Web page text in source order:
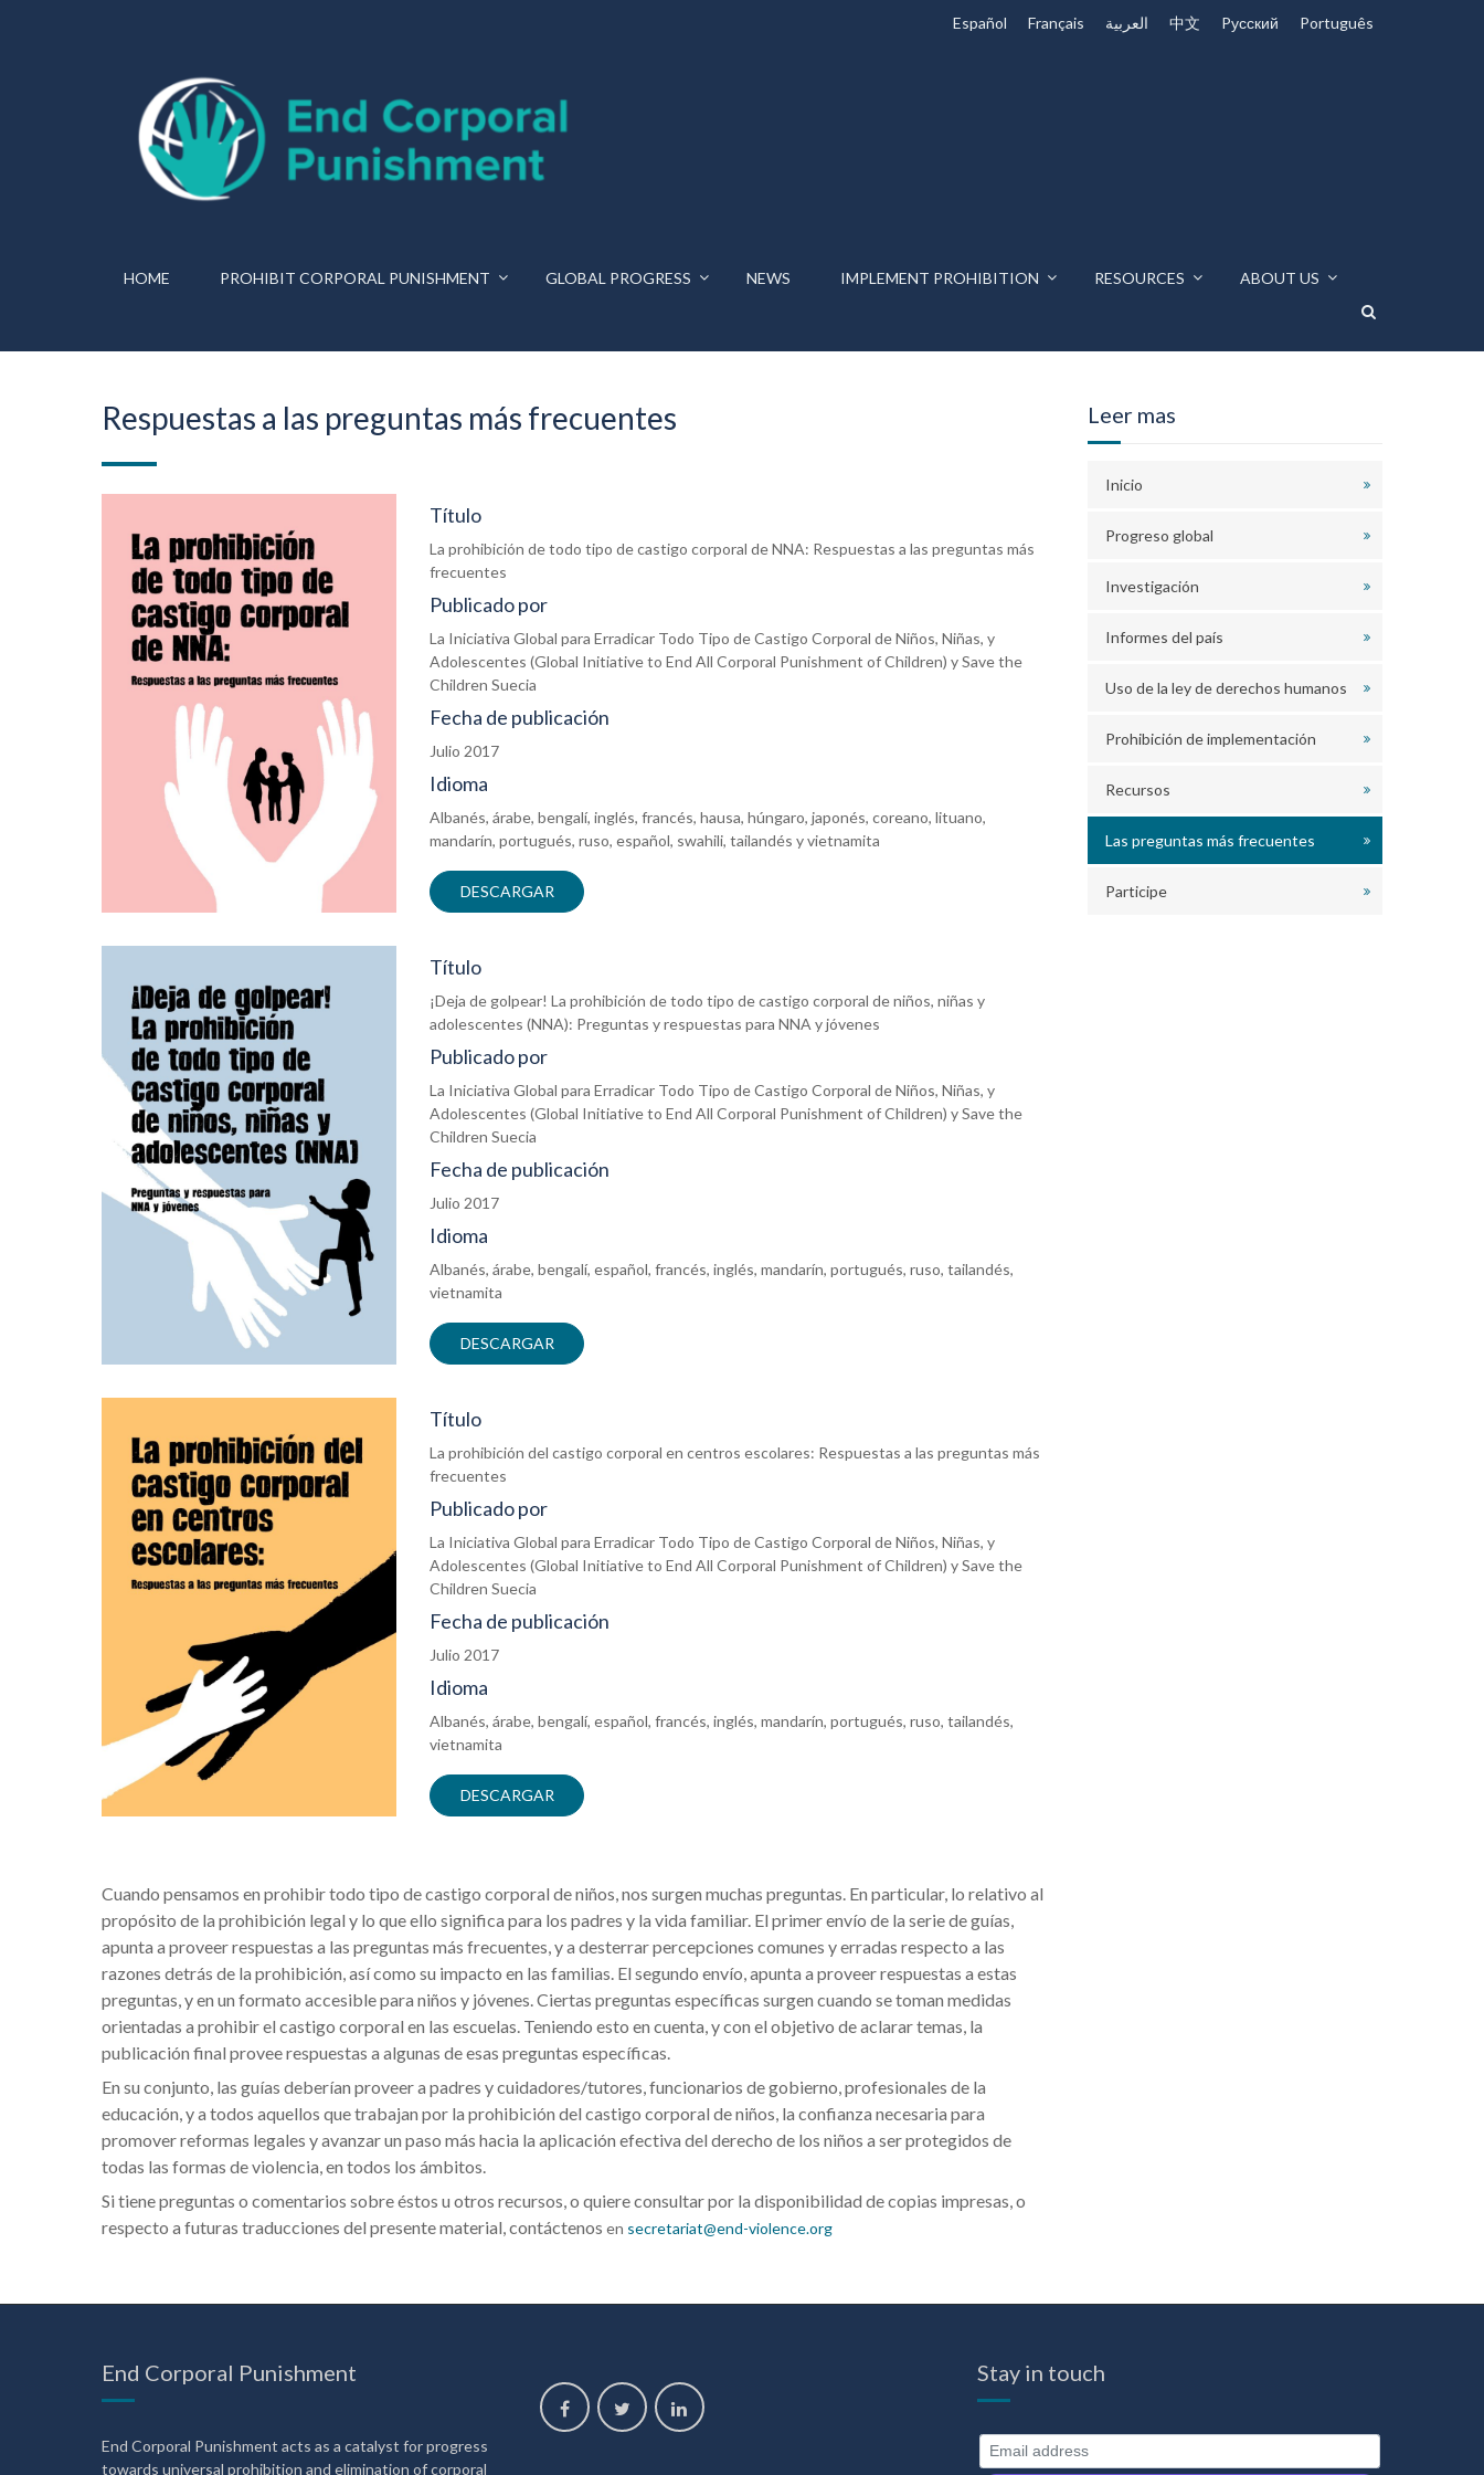
Español Français العربية 中文 Pусский Português
HOME PROHIBIT CORPORAL PUNISHMENT GLOBAL PROGRESS NEWS IMPLEMENT PROHIBITION RESOURCES ABOUT US
Respuestas a las preguntas más frecuentes
Título
La prohibición de todo tipo de castigo corporal de NNA: Respuestas a las preguntas más
frecuentes
Publicado por
La Iniciativa Global para Erradicar Todo Tipo de Castigo Corporal de Niños, Niñas, y
Adolescentes (Global Initiative to End All Corporal Punishment of Children) y Save the
Children Suecia
Fecha de publicación
Julio 2017
Idioma
Albanés, árabe, bengalí, inglés, francés, hausa, húngaro, japonés, coreano, lituano,
mandarín, portugués, ruso, español, swahili, tailandés y vietnamita
DESCARGAR
Título
¡Deja de golpear! La prohibición de todo tipo de castigo corporal de niños, niñas y
adolescentes (NNA): Preguntas y respuestas para NNA y jóvenes
Publicado por
La Iniciativa Global para Erradicar Todo Tipo de Castigo Corporal de Niños, Niñas, y
Adolescentes (Global Initiative to End All Corporal Punishment of Children) y Save the
Children Suecia
Fecha de publicación
Julio 2017
Idioma
Albanés, árabe, bengalí, español, francés, inglés, mandarín, portugués, ruso, tailandés,
vietnamita
DESCARGAR
Título
La prohibición del castigo corporal en centros escolares: Respuestas a las preguntas más
frecuentes
Publicado por
La Iniciativa Global para Erradicar Todo Tipo de Castigo Corporal de Niños, Niñas, y
Adolescentes (Global Initiative to End All Corporal Punishment of Children) y Save the
Children Suecia
Fecha de publicación
Julio 2017
Idioma
Albanés, árabe, bengalí, español, francés, inglés, mandarín, portugués, ruso, tailandés,
vietnamita
DESCARGAR
Cuando pensamos en prohibir todo tipo de castigo corporal de niños, nos surgen muchas preguntas. En particular, lo relativo al
propósito de la prohibición legal y lo que ello significa para los padres y la vida familiar. El primer envío de la serie de guías,
apunta a proveer respuestas a las preguntas más frecuentes, y a desterrar percepciones comunes y erradas respecto a las
razones detrás de la prohibición, así como su impacto en las familias. El segundo envío, apunta a proveer respuestas a estas
preguntas, y en un formato accesible para niños y jóvenes. Ciertas preguntas específicas surgen cuando se toman medidas
orientadas a prohibir el castigo corporal en las escuelas. Teniendo esto en cuenta, y con el objetivo de aclarar temas, la
publicación final provee respuestas a algunas de esas preguntas específicas.
En su conjunto, las guías deberían proveer a padres y cuidadores/tutores, funcionarios de gobierno, profesionales de la
educación, y a todos aquellos que trabajan por la prohibición del castigo corporal de niños, la confianza necesaria para
promover reformas legales y avanzar un paso más hacia la aplicación efectiva del derecho de los niños a ser protegidos de
todas las formas de violencia, en todos los ámbitos.
Si tiene preguntas o comentarios sobre éstos u otros recursos, o quiere consultar por la disponibilidad de copias impresas, o
respecto a futuras traducciones del presente material, contáctenos en secretariat@end-violence.org
Leer mas
Inicio
Progreso global
Investigación
Informes del país
Uso de la ley de derechos humanos
Prohibición de implementación
Recursos
Las preguntas más frecuentes
Participe
End Corporal Punishment
End Corporal Punishment acts as a catalyst for progress
towards universal prohibition and elimination of corporal
Stay in touch